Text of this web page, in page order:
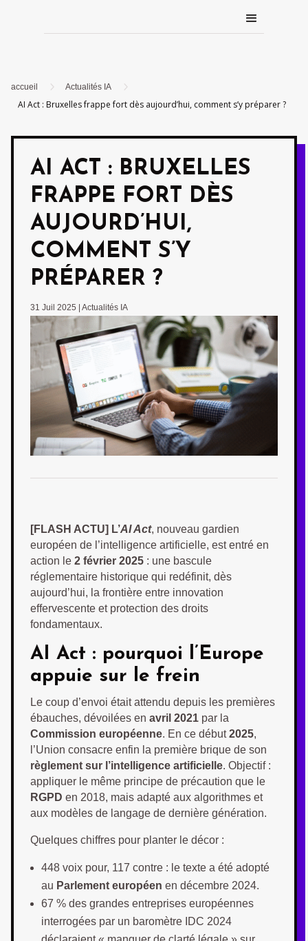
accueil 5 Actualités IA 5
AI Act : Bruxelles frappe fort dès aujourd’hui, comment s’y préparer ?
AI ACT : BRUXELLES
FRAPPE FORT DÈS
AUJOURD’HUI,
COMMENT S’Y
PRÉPARER ?
31 Juil 2025 Actualités IA
[FLASH ACTU] L’AI Act, nouveau gardien
européen de l’intelligence artificielle, est entré en
action le 2 février 2025 : une bascule
réglementaire historique qui redéfinit, dès
aujourd’hui, la frontière entre innovation
effervescente et protection des droits
fondamentaux.
AI Act : pourquoi l’Europe
appuie sur le frein
Le coup d’envoi était attendu depuis les premières
ébauches, dévoilées en avril 2021 par la
Commission européenne. En ce début2025,
l’Union consacre enfin la première brique de son
règlement sur l’intelligence artificielle. Objectif :
appliquer le même principe de précaution que le
RGPD en 2018, mais adapté aux algorithmes et
aux modèles de langage de dernière génération.
Quelques chiffres pour planter le décor :
448 voix pour, 117 contre : le texte a été adopté
au Parlement européen en décembre 2024.
67 % des grandes entreprises européennes
interrogées par un baromètre IDC 2024